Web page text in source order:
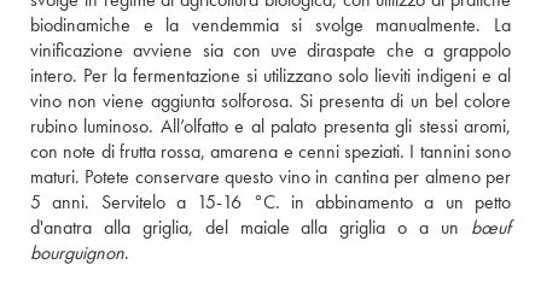
biodinamiche e la vendemmia si svolge manualmente. La
vinificazione avviene sia con uve diraspate che a grappolo
intero. Per la fermentazione si utilizzano solo lieviti indigeni e al
vino non viene aggiunta solforosa. Si presenta di un bel colore
rubino luminoso. All’olfatto e al palato presenta gli stessi aromi,
con note di frutta rossa, amarena e cenni speziati. I tannini sono
maturi. Potete conservare questo vino in cantina per almeno per
5 anni. Servitelo a 15-16 °C. in abbinamento a un petto
d'anatra alla griglia, del maiale alla griglia o a un bœuf
bourguignon.